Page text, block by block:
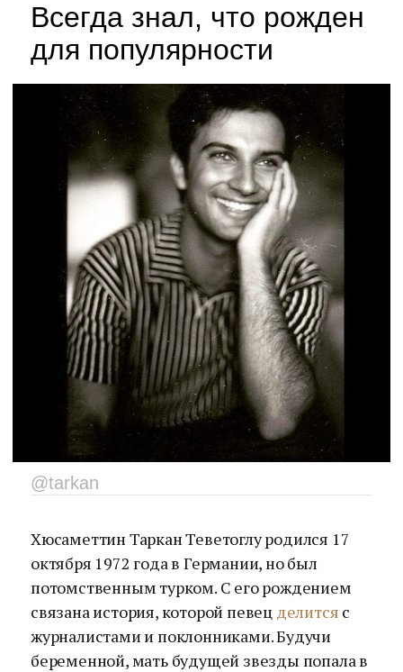
Всегда знал, что рожден
для популярности
@tarkan
Хюсаметтин Таркан Теветоглу родился 17
октября 1972 года в Германии, но был
потомственным турком. С его рождением
связана история, которой певец делится с
журналистами и поклонниками. Будучи
беременной, мать будущей звезды попала в